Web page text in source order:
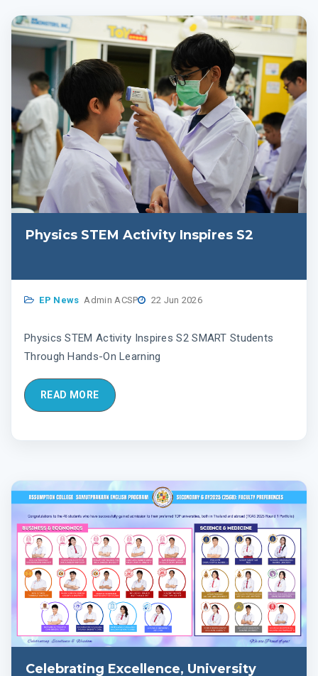
Physics STEM Activity Inspires S2
EP News Admin ACSP 22 Jun 2026
Physics STEM Activity Inspires S2 SMART Students
Through Hands-On Learning
READ MORE
Celebrating Excellence, University